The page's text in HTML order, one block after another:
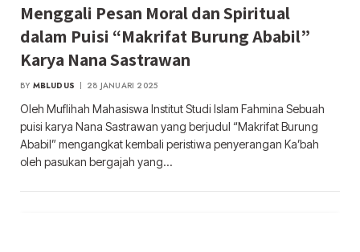
Menggali Pesan Moral dan Spiritual
dalam Puisi “Makrifat Burung Ababil”
Karya Nana Sastrawan
BY MBLUDUS 28 JANUARI 2025
Oleh Muflihah Mahasiswa Institut Studi Islam Fahmina Sebuah
puisi karya Nana Sastrawan yang berjudul “Makrifat Burung
Ababil” mengangkat kembali peristiwa penyerangan Ka’bah
oleh pasukan bergajah yang…